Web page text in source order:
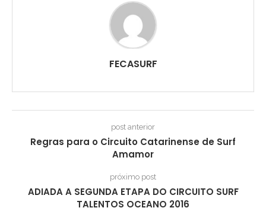
FECASURF
post anterior
Regras para o Circuito Catarinense de Surf
Amamor
próximo post
ADIADA A SEGUNDA ETAPA DO CIRCUITO SURF
TALENTOS OCEANO 2016